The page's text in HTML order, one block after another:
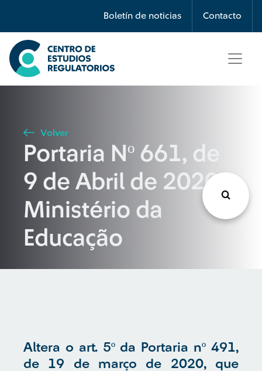
Boletín de noticias Contacto
Búsqueda
Seleccione país
Buscar
Volver
Portaria Nº 661, de
9 de Abril de 2020 -
Ministério da
Educação
Altera o art. 5º da Portaria nº 491,
de 19 de março de 2020, que